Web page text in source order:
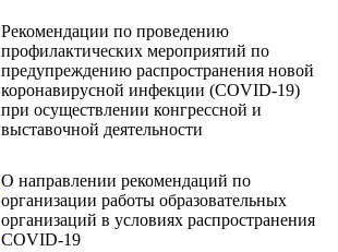
Рекомендации по проведению
профилактических мероприятий по
предупреждению распространения новой
коронавирусной инфекции (COVID-19)
при осуществлении конгрессной и
выставочной деятельности
О направлении рекомендаций по
организации работы образовательных
организаций в условиях распространения
COVID-19